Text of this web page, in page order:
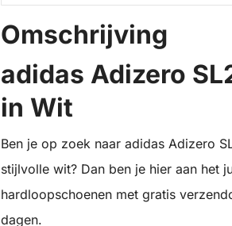
Omschrijving
adidas Adizero
in Wit
Ben je op zoek naar adidas Adizero
stijlvolle wit? Dan ben je hier aan het
hardloopschoenen met gratis
dagen.